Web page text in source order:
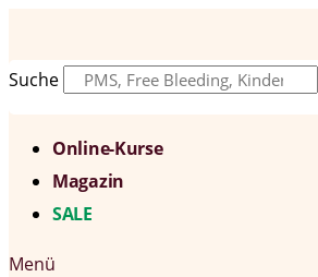
Suche
Online-Kurse
Magazin
SALE
Menü